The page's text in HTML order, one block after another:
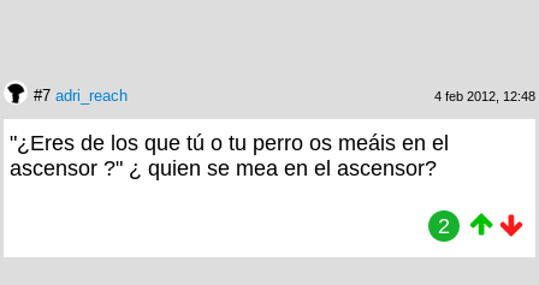
#7 adri_reach 4 feb 2012, 12:48
"¿Eres de los que tú o tu perro os meáis en el
ascensor ?" ¿ quien se mea en el ascensor?
2